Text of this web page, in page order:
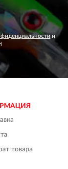
и
товара